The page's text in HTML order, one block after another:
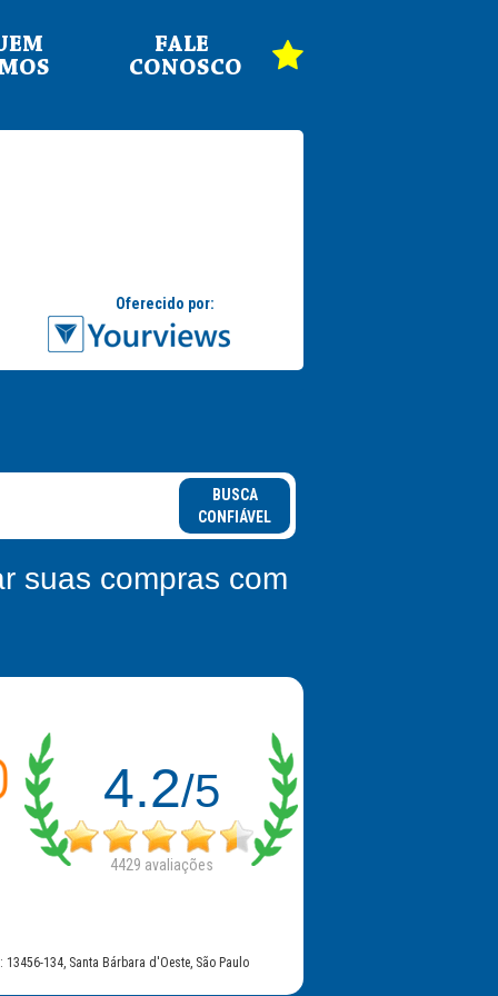
FALE
CONOSCO
BUSCA
CONFIÁVEL
suas compras com
4.2/5
4429 avaliações
134, Santa Bárbara d'Oeste, São Paulo